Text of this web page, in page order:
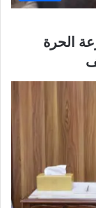
الحرة